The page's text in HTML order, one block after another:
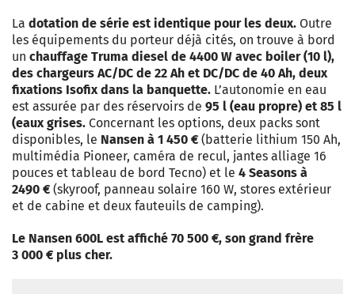
La dotation de série est identique pour les deux. Outre
les équipements du porteur déjà cités, on trouve à bord
un chauffage Truma diesel de 4400 W avec boiler (10 l),
des chargeurs AC/DC de 22 Ah et DC/DC de 40 Ah, deux
fixations Isofix dans la banquette. L’autonomie en eau
est assurée par des réservoirs de 95 l (eau propre) et 85 l
(eaux grises. Concernant les options, deux packs sont
disponibles, le Nansen à 1 450 € (batterie lithium 150 Ah,
multimédia Pioneer, caméra de recul, jantes alliage 16
pouces et tableau de bord Tecno) et le 4 Seasons à
2490 € (skyroof, panneau solaire 160 W, stores extérieur
et de cabine et deux fauteuils de camping).
Le Nansen 600L est affiché 70 500 €, son grand frère
3 000 € plus cher.